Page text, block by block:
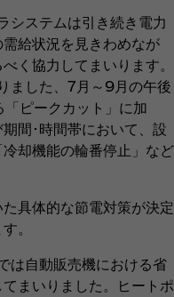
システムは引き続き電力
給状況を見きわめなが
く協力してまいります。
ました、7月～9月の午後
ピークカット」に加
間･時間帯において、設
却機能の輪番停止」など
具体的な節電対策が決定
。
は自動販売機における省
まいりました。ヒートポ